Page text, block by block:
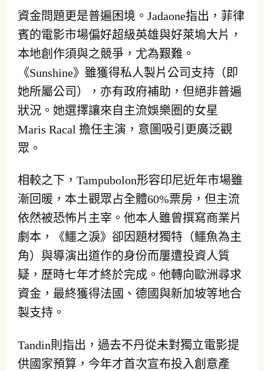
資金問題更是普遍困境。Jadaone指出，菲律
賓的電影市場偏好超級英雄與好萊塢大片，
本地創作須與之競爭，尤為艱難。
《Sunshine》雖獲得私人製片公司支持（即
她所屬公司），亦有政府補助，但絕非普遍
狀況。她選擇讓來自主流娛樂圈的女星
Maris Racal 擔任主演，意圖吸引更廣泛觀
眾。
相較之下，Tampubolon形容印尼近年市場雖
漸回暖，本土觀眾占全體60%票房，但主流
依然被恐怖片主宰。他本人雖曾撰寫商業片
劇本，《鱷之淚》卻因題材獨特（鱷魚為主
角）與導演出道作的身份而屢遭投資人質
疑，歷時七年才終於完成。他轉向歐洲尋求
資金，最終獲得法國、德國與新加坡等地合
製支持。
Tandin則指出，過去不丹從未對獨立電影提
供國家預算，今年才首次宣布投入創意產